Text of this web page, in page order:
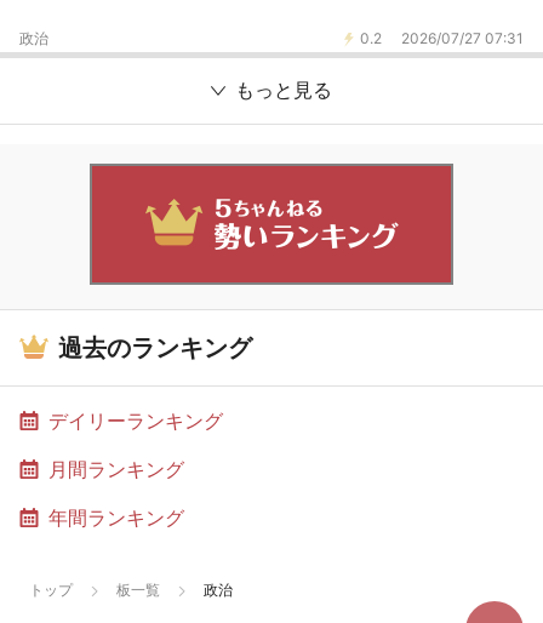
0.2 2026/07/27 07:31
政治
もっと見る
過去のランキング
デイリーランキング
月間ランキング
年間ランキング
トップ 板一覧 政治